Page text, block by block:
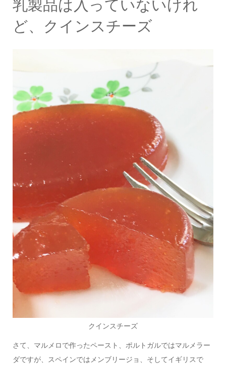
乳製品は入っていないけれ
ど、クインスチーズ
クインスチーズ
さて、マルメロで作ったペースト、ポルトガルではマルメラー
ダですが、スペインではメンブリージョ、そしてイギリスで